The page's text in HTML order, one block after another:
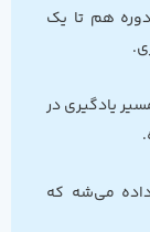
هم تا یک
یادگیری در
داده می‌شه که